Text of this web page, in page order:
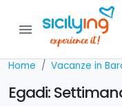
menu
Home Vacanze in
Egadi: